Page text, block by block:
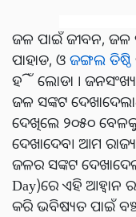
ଜଳ ପାଇଁ ଜୀବନ, ଜଳ
ପାହାଡ, ଓ ଜଙ୍ଗଲ ତିଷ୍ଠି
ହିଁ ଲୋଡା ।
ଜଳ ସଙ୍କଟ
ଦେଖିଲେ ୨୦୫୦
ଦେଖାଦେବ। ଆମ
ଜଳର ସଙ୍କଟ
Day)ରେ ଏହି
କରି ଭବିଷ୍ୟତ ପାଇଁ